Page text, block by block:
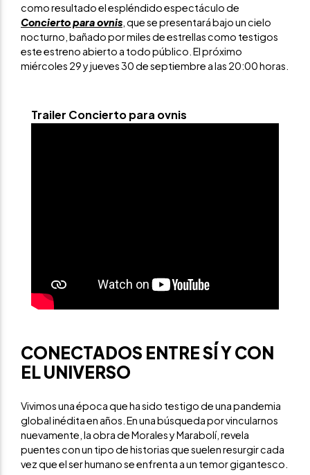
como resultado el espléndido espectáculo de
Concierto para ovnis , que se presentará bajo un cielo
nocturno, bañado por miles de estrellas como testigos
este estreno abierto a todo público. El próximo
miércoles 29 y jueves 30 de septiembre a las 20:00 horas.
Trailer Concierto para ovnis
CONECTADOS ENTRE SÍ Y CON
EL UNIVERSO
Vivimos una época que ha sido testigo de una pandemia
global inédita en años. En una búsqueda por vincularnos
nuevamente, la obra de Morales y Marabolí, revela
puentes con un tipo de historias que suelen resurgir cada
vez que el ser humano se enfrenta a un temor gigantesco.